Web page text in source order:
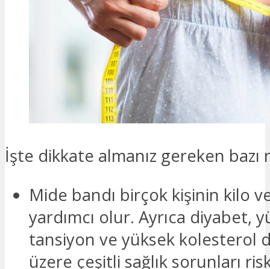
İşte dikkate almanız gereken bazı
Mide bandı birçok kişinin kilo
yardımcı olur. Ayrıca diyabet,
tansiyon ve yüksek kolesterol
üzere çeşitli sağlık sorunları